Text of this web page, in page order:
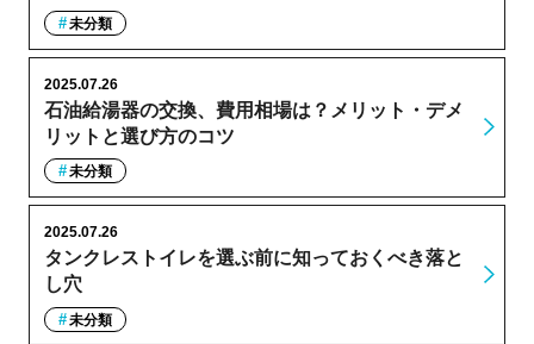
未分類
石油給湯器の交換、費用相場は？メリット・デメ
リットと選び方のコツ
2025.07.26
未分類
タンクレストイレを選ぶ前に知っておくべき落と
し穴
2025.07.26
未分類